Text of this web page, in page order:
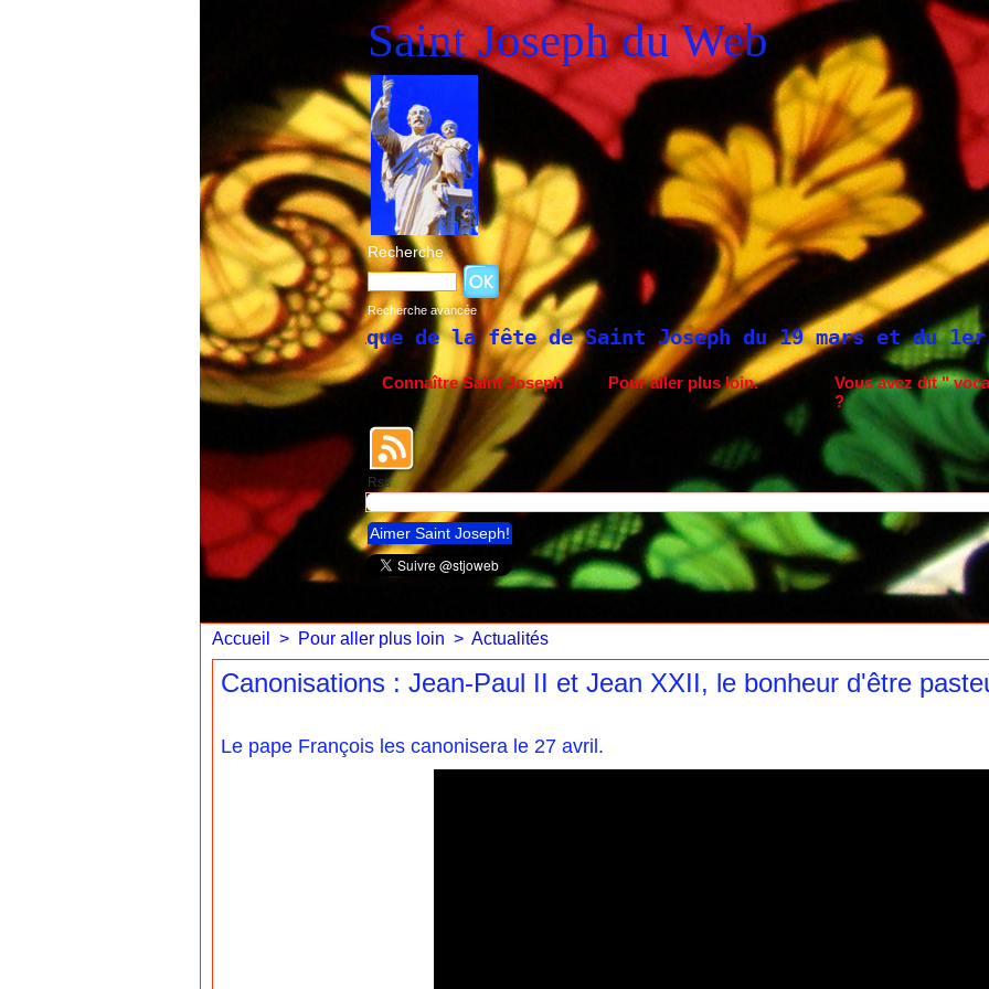
Saint Joseph du Web
Recherche
Recherche avancée
Historique de la fête de Saint Joseph du 19 mars et du 1er mai Saint Joseph
Connaître Saint Joseph Pour aller plus loin.
Vous avez dit "
?
Rss
Aimer Saint Joseph!
Accueil > Pour aller plus loin > Actualités
Canonisations : Jean-Paul II et Jean XXII, le bonheur d'être
Le pape François les canonisera le 27 avril.